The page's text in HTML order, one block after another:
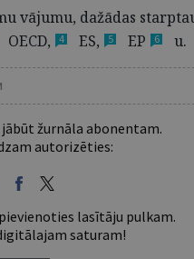
vājumu, dažādas
OECD, 4 ES, 5 EP 6 u.
žurnāla abonentam.
autorizēties:
lasītāju pulkam.
saturam!